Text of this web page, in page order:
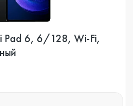
Pad 6, 6/128, Wi-Fi,